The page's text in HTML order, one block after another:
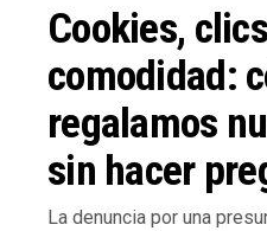
Cookies,
comodidad:
regalamos
sin hacer
La denuncia por una